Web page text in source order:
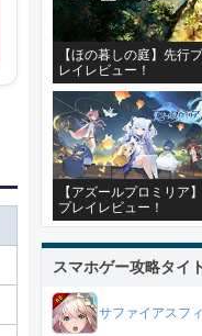
【ほの暮しの庭】先行プ
レイレビュー！
【アズールプロミリア】
プレイレビュー！
スマホゲー攻略タイ
サファイアスフ